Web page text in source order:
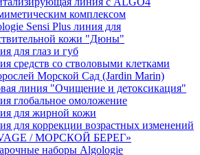
комплексом
Sensi Plus линия для
кожи "Дюны"
для глаз и губ
средств со стволовыми клетками
Морской Сад (Jardin Marin)
линия "Очищение и детоксикация"
глобальное омоложение
для жирной кожи
для коррекции возрастных изменений
/ МОРСКОЙ БЕРЕГ»
наборы Algologie